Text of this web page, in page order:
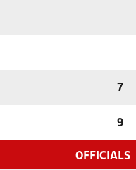
7
9
OFFICIALS